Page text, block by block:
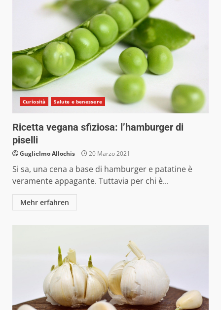
Curiosità Salute e benessere
Ricetta vegana sfiziosa: l’hamburger di
piselli
Guglielmo Allochis 20 Marzo 2021
Si sa, una cena a base di hamburger e patatine è
veramente appagante. Tuttavia per chi è...
Mehr erfahren